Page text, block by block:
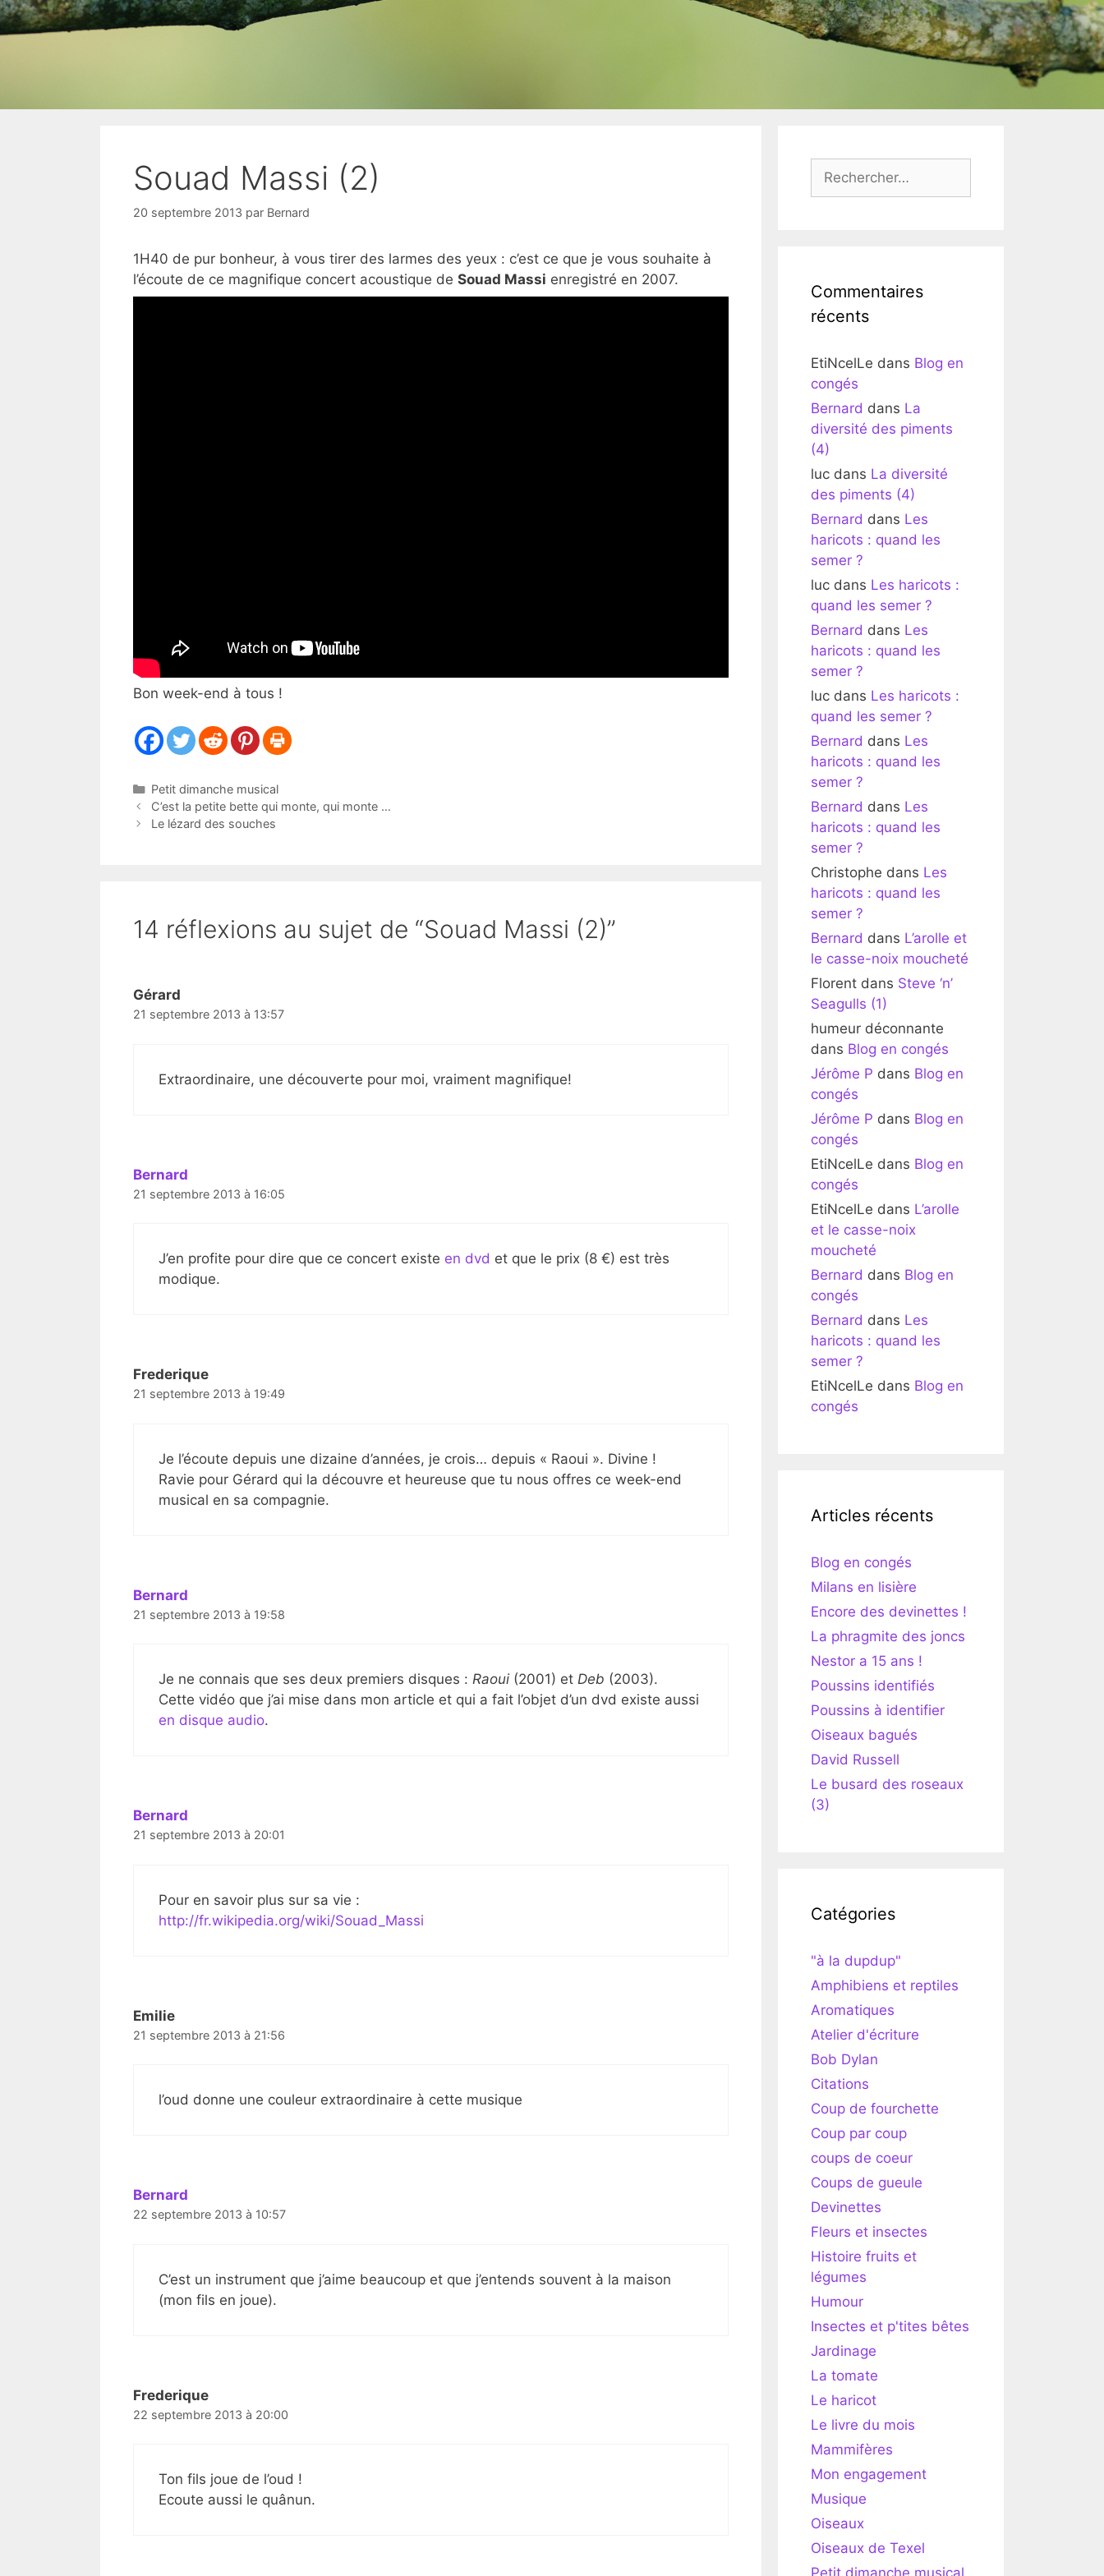
Souad Massi (2)
20 septembre 2013 par Bernard
1H40 de pur bonheur, à vous tirer des larmes des yeux : c’est ce que je vous souhaite à
l’écoute de ce magnifique concert acoustique de Souad Massi enregistré en 2007.
Bon week-end à tous !
Catégories
Petit dimanche musical
C’est la petite bette qui monte, qui monte …
Le lézard des souches
14 réflexions au sujet de “Souad Massi (2)”
Gérard
21 septembre 2013 à 13:57
Extraordinaire, une découverte pour moi, vraiment magnifique!
Bernard
21 septembre 2013 à 16:05
J’en profite pour dire que ce concert existe en dvd et que le prix (8 €) est très
modique.
Frederique
21 septembre 2013 à 19:49
Je l’écoute depuis une dizaine d’années, je crois… depuis « Raoui ». Divine !
Ravie pour Gérard qui la découvre et heureuse que tu nous offres ce week-end
musical en sa compagnie.
Bernard
21 septembre 2013 à 19:58
Je ne connais que ses deux premiers disques : Raoui (2001) et Deb (2003).
Cette vidéo que j’ai mise dans mon article et qui a fait l’objet d’un dvd existe aussi
en disque audio.
Bernard
21 septembre 2013 à 20:01
Pour en savoir plus sur sa vie :
http://fr.wikipedia.org/wiki/Souad_Massi
Emilie
21 septembre 2013 à 21:56
l’oud donne une couleur extraordinaire à cette musique
Bernard
22 septembre 2013 à 10:57
C’est un instrument que j’aime beaucoup et que j’entends souvent à la maison
(mon fils en joue).
Frederique
22 septembre 2013 à 20:00
Ton fils joue de l’oud !
Ecoute aussi le quânun.
Commentaires
récents
EtiNcelLe dans Blog en
congés
Bernard dans La
diversité des piments
(4)
luc dans La diversité
des piments (4)
Bernard dans Les
haricots : quand les
semer ?
luc dans Les haricots :
quand les semer ?
Bernard dans Les
haricots : quand les
semer ?
luc dans Les haricots :
quand les semer ?
Bernard dans Les
haricots : quand les
semer ?
Bernard dans Les
haricots : quand les
semer ?
Christophe dans Les
haricots : quand les
semer ?
Bernard dans L’arolle et
le casse-noix moucheté
Florent dans Steve ‘n’
Seagulls (1)
humeur déconnante
dans Blog en congés
Jérôme P dans Blog en
congés
Jérôme P dans Blog en
congés
EtiNcelLe dans Blog en
congés
EtiNcelLe dans L’arolle
et le casse-noix
moucheté
Bernard dans Blog en
congés
Bernard dans Les
haricots : quand les
semer ?
EtiNcelLe dans Blog en
congés
Articles récents
Blog en congés
Milans en lisière
Encore des devinettes !
La phragmite des joncs
Nestor a 15 ans !
Poussins identifiés
Poussins à identifier
Oiseaux bagués
David Russell
Le busard des roseaux
(3)
Catégories
"à la dupdup"
Amphibiens et reptiles
Aromatiques
Atelier d'écriture
Bob Dylan
Citations
Coup de fourchette
Coup par coup
coups de coeur
Coups de gueule
Devinettes
Fleurs et insectes
Histoire fruits et
légumes
Humour
Insectes et p'tites bêtes
Jardinage
La tomate
Le haricot
Le livre du mois
Mammifères
Mon engagement
Musique
Oiseaux
Oiseaux de Texel
Petit dimanche musical